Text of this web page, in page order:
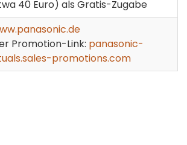
40 Euro) als Gratis-Zugabe
Promotion-Link: panasonic-
promotions.com